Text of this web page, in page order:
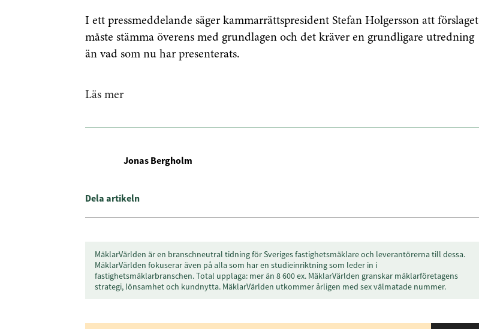
I ett pressmeddelande säger kammarrättspresident Stefan Holgersson att förslaget
måste stämma överens med grundlagen och det kräver en grundligare utredning
än vad som nu har presenterats.
Läs mer
Jonas Bergholm
Dela artikeln
MäklarVärlden är en branschneutral tidning för Sveriges fastighetsmäklare och leverantörerna till dessa.
MäklarVärlden fokuserar även på alla som har en studieinriktning som leder in i
fastighetsmäklarbranschen. Total upplaga: mer än 8 600 ex. MäklarVärlden granskar mäklarföretagens
strategi, lönsamhet och kundnytta. MäklarVärlden utkommer årligen med sex välmatade nummer.
Få den senaste informationen